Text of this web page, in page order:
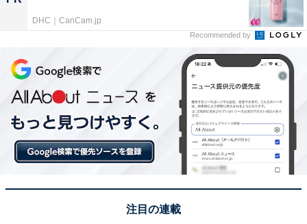
なってしまうから（36歳男性／東京都）」「美味しいけ
ど1人3,000円超えは所帯待ちには辛い（32歳女性／大阪
府）」「野菜もたくさん食べれて、味も何種類も選べて
とてもおいしいのですが、女性のみ大人数でいって割っ
ても高かったからです（34歳女性／大阪府）」など、味
には高い評価が集まったものの、「高く感じることがあ
「しゃぶしゃぶ温野菜はとても好きですが、デザートは
1品しか頼めないし、少し高いと思います（32歳女性／
大阪府）」「他のしゃぶしゃぶのお店と比べると少し高
DHC｜CanCam.jp
Recommended by
注目の連載